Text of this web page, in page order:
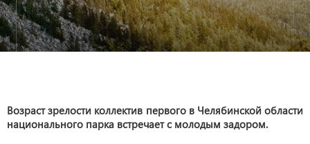
Возраст зрелости коллектив первого в Челябинской области
национального парка встречает с молодым задором.